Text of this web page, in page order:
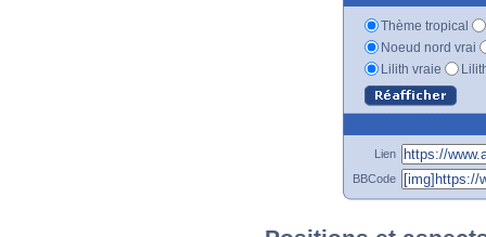
Thème tropical
Noeud nord vrai
Lilith vraie
Lien
BBCode